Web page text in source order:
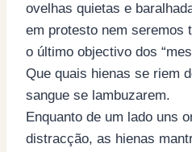
ovelhas quietas e
em protesto nem seremos
o último objectivo dos
Que quais hienas se riem
sangue se lambuzarem.
Enquanto de um lado uns
distracção, as hienas